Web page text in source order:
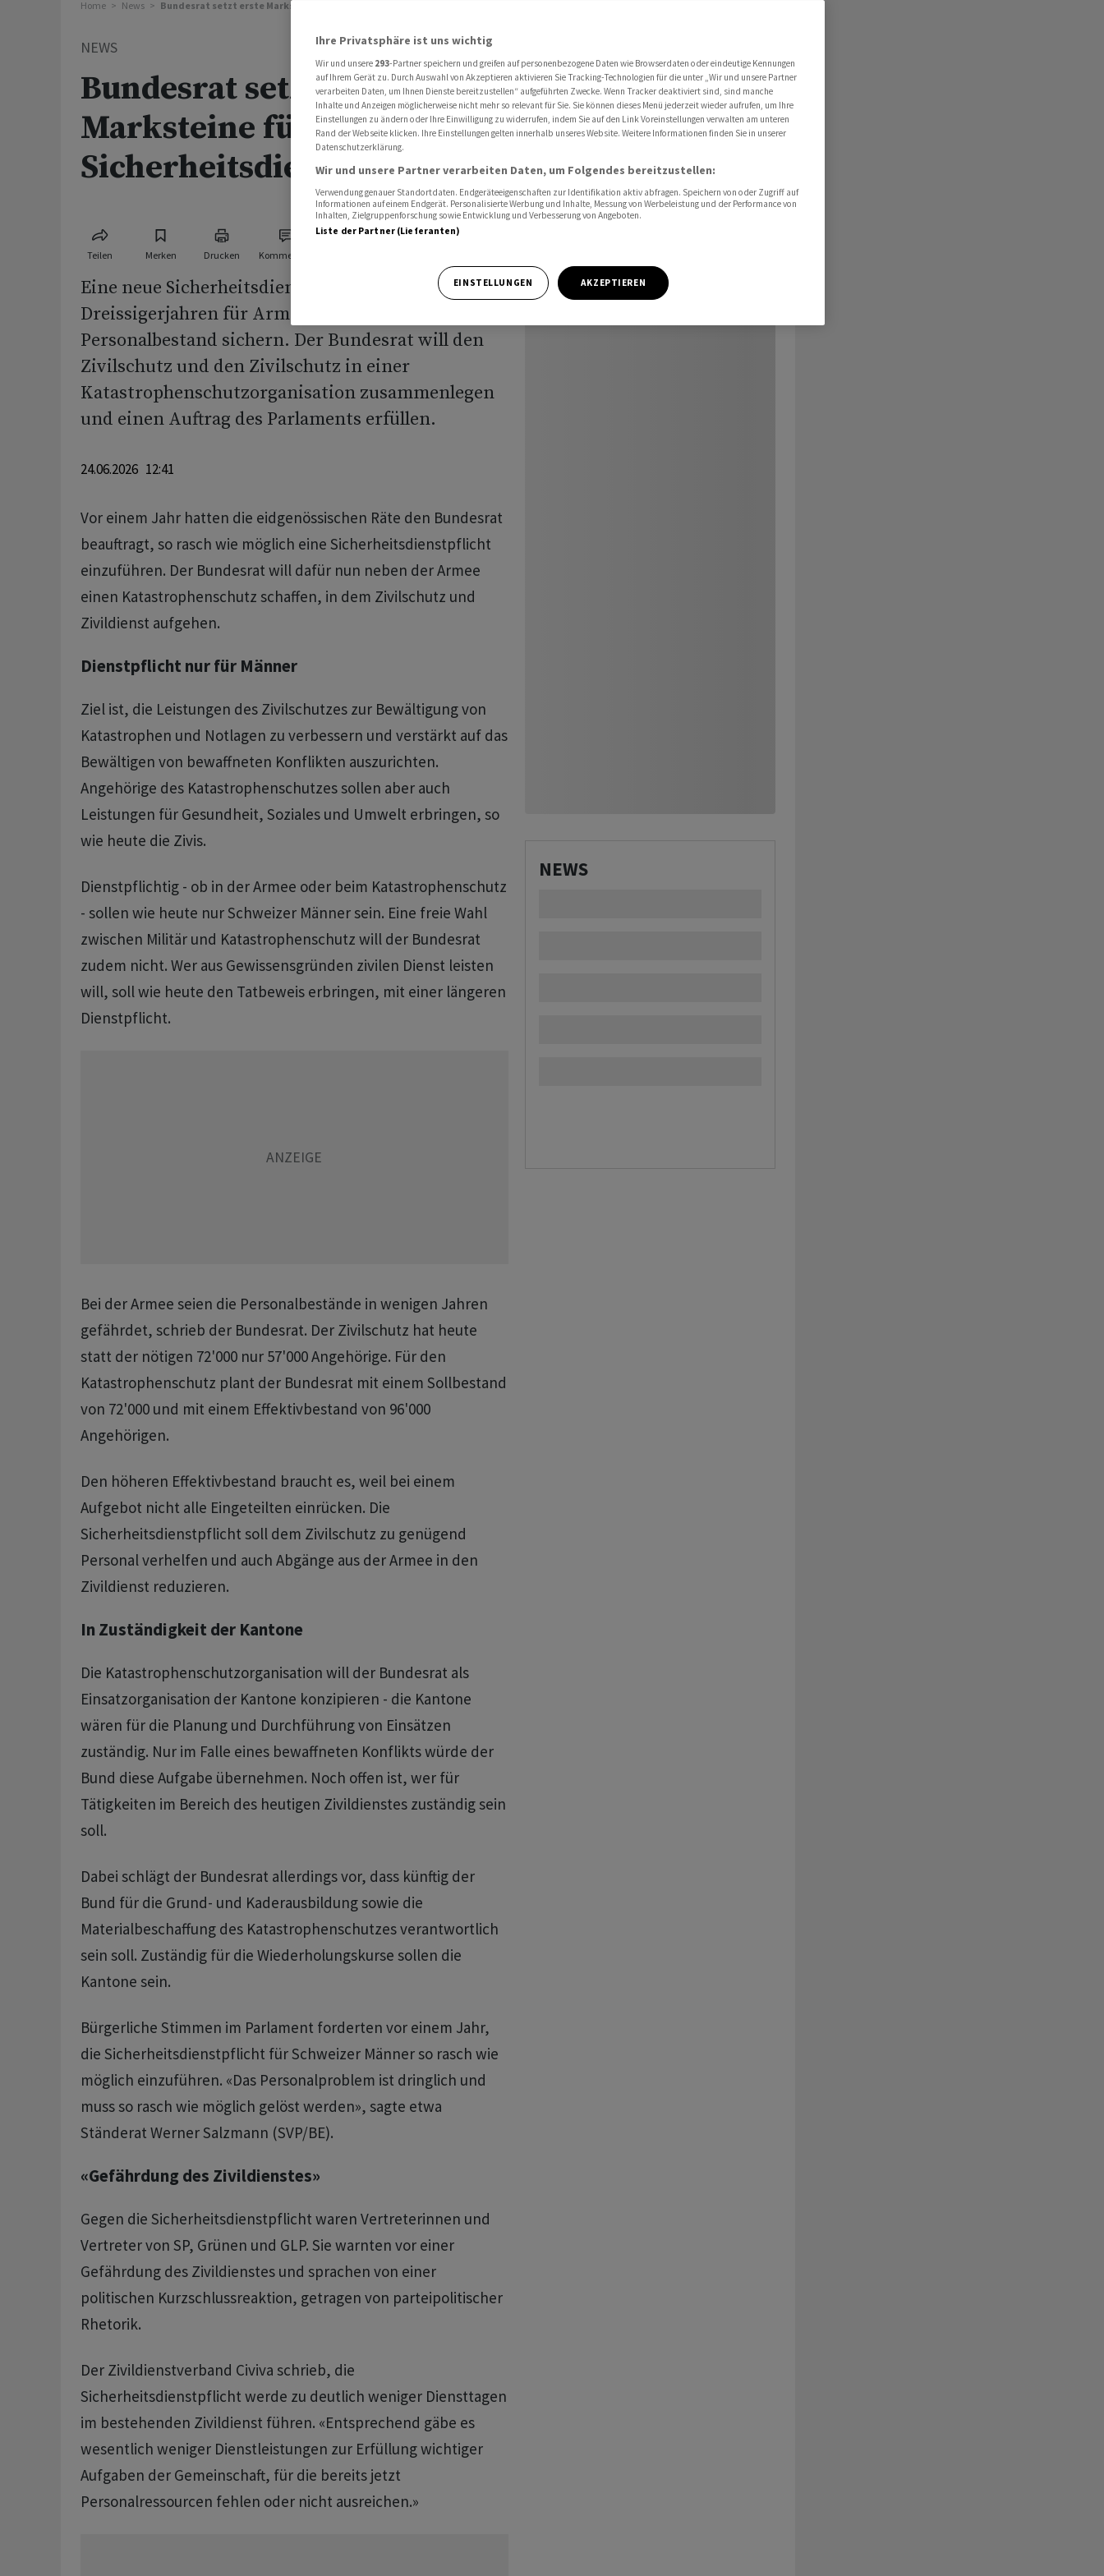
Home News Bundesrat setzt erste Marksteine für neue Sicherheitsdienstpflicht
NEWS
Bundesrat setzt erste
Marksteine für neue
Sicherheitsdienstpflicht
Teilen Merken Drucken Kommentare
Eine neue Sicherheitsdienstpflicht soll ab den
Dreissigerjahren für Armee und Zivilschutz den
Personalbestand sichern. Der Bundesrat will den
Zivilschutz und den Zivilschutz in einer
Katastrophenschutzorganisation zusammenlegen
und einen Auftrag des Parlaments erfüllen.
24.06.2026 12:41
Vor einem Jahr hatten die eidgenössischen Räte den Bundesrat
beauftragt, so rasch wie möglich eine Sicherheitsdienstpflicht
einzuführen. Der Bundesrat will dafür nun neben der Armee
einen Katastrophenschutz schaffen, in dem Zivilschutz und
Zivildienst aufgehen.
Dienstpflicht nur für Männer
Ziel ist, die Leistungen des Zivilschutzes zur Bewältigung von
Katastrophen und Notlagen zu verbessern und verstärkt auf das
Bewältigen von bewaffneten Konflikten auszurichten.
Angehörige des Katastrophenschutzes sollen aber auch
Leistungen für Gesundheit, Soziales und Umwelt erbringen, so
wie heute die Zivis.
Dienstpflichtig - ob in der Armee oder beim Katastrophenschutz
- sollen wie heute nur Schweizer Männer sein. Eine freie Wahl
zwischen Militär und Katastrophenschutz will der Bundesrat
zudem nicht. Wer aus Gewissensgründen zivilen Dienst leisten
will, soll wie heute den Tatbeweis erbringen, mit einer längeren
Dienstpflicht.
Bei der Armee seien die Personalbestände in wenigen Jahren
gefährdet, schrieb der Bundesrat. Der Zivilschutz hat heute
statt der nötigen 72'000 nur 57'000 Angehörige. Für den
Katastrophenschutz plant der Bundesrat mit einem Sollbestand
von 72'000 und mit einem Effektivbestand von 96'000
Angehörigen.
Den höheren Effektivbestand braucht es, weil bei einem
Aufgebot nicht alle Eingeteilten einrücken. Die
Sicherheitsdienstpflicht soll dem Zivilschutz zu genügend
Personal verhelfen und auch Abgänge aus der Armee in den
Zivildienst reduzieren.
In Zuständigkeit der Kantone
Die Katastrophenschutzorganisation will der Bundesrat als
Einsatzorganisation der Kantone konzipieren - die Kantone
wären für die Planung und Durchführung von Einsätzen
zuständig. Nur im Falle eines bewaffneten Konflikts würde der
Bund diese Aufgabe übernehmen. Noch offen ist, wer für
Tätigkeiten im Bereich des heutigen Zivildienstes zuständig sein
soll.
Dabei schlägt der Bundesrat allerdings vor, dass künftig der
Bund für die Grund- und Kaderausbildung sowie die
Materialbeschaffung des Katastrophenschutzes verantwortlich
sein soll. Zuständig für die Wiederholungskurse sollen die
Kantone sein.
Bürgerliche Stimmen im Parlament forderten vor einem Jahr,
die Sicherheitsdienstpflicht für Schweizer Männer so rasch wie
möglich einzuführen. «Das Personalproblem ist dringlich und
muss so rasch wie möglich gelöst werden», sagte etwa
Ständerat Werner Salzmann (SVP/BE).
«Gefährdung des Zivildienstes»
Gegen die Sicherheitsdienstpflicht waren Vertreterinnen und
Vertreter von SP, Grünen und GLP. Sie warnten vor einer
Gefährdung des Zivildienstes und sprachen von einer
politischen Kurzschlussreaktion, getragen von parteipolitischer
Rhetorik.
Der Zivildienstverband Civiva schrieb, die
Sicherheitsdienstpflicht werde zu deutlich weniger Diensttagen
im bestehenden Zivildienst führen. «Entsprechend gäbe es
wesentlich weniger Dienstleistungen zur Erfüllung wichtiger
Aufgaben der Gemeinschaft, für die bereits jetzt
Personalressourcen fehlen oder nicht ausreichen.»
NEWS
Ihre Privatsphäre ist uns wichtig
Wir und unsere 293-Partner speichern und greifen auf personenbezogene Daten wie Browserdaten oder eindeutige Kennungen
auf Ihrem Gerät zu. Durch Auswahl von Akzeptieren aktivieren Sie Tracking-Technologien für die unter „Wir und unsere Partner
verarbeiten Daten, um Ihnen Dienste bereitzustellen“ aufgeführten Zwecke. Wenn Tracker deaktiviert sind, sind manche
Inhalte und Anzeigen möglicherweise nicht mehr so relevant für Sie. Sie können dieses Menü jederzeit wieder aufrufen, um Ihre
Einstellungen zu ändern oder Ihre Einwilligung zu widerrufen, indem Sie auf den Link Voreinstellungen verwalten am unteren
Rand der Webseite klicken. Ihre Einstellungen gelten innerhalb unseres Website. Weitere Informationen finden Sie in unserer
Datenschutzerklärung.
Wir und unsere Partner verarbeiten Daten, um Folgendes bereitzustellen:
Verwendung genauer Standortdaten. Endgeräteeigenschaften zur Identifikation aktiv abfragen. Speichern von oder Zugriff auf
Informationen auf einem Endgerät. Personalisierte Werbung und Inhalte, Messung von Werbeleistung und der Performance von
Inhalten, Zielgruppenforschung sowie Entwicklung und Verbesserung von Angeboten.
Liste der Partner (Lieferanten)
EINSTELLUNGEN AKZEPTIEREN